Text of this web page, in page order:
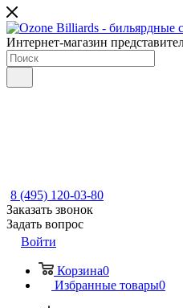
Интернет-магазин
8 (495) 120-03-80
Заказать звонок
Задать вопрос
Войти
Корзина0
Избранные товары0